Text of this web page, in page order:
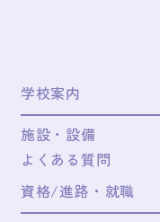
学校案内
施設・設備
よくある質問
資格/進路・就職